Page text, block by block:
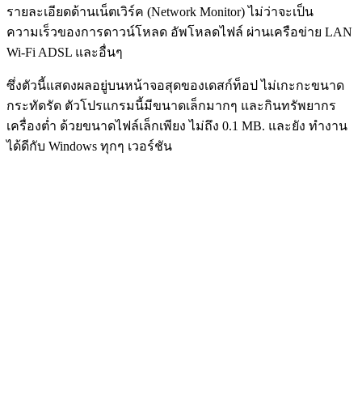
รายละเอียดด้านเน็ตเวิร์ค (Network Monitor) ไม่ว่าจะเป็น
ความเร็วของการดาวน์โหลด อัพโหลดไฟล์ ผ่านเครือข่าย LAN
Wi-Fi ADSL และอื่นๆ
ซึ่งตัวนี้แสดงผลอยู่บนหน้าจอสุดของเดสก์ท็อป ไม่เกะกะขนาด
กระทัดรัด ตัวโปรแกรมนี้มีขนาดเล็กมากๆ และกินทรัพยากร
เครื่องต่ำ ด้วยขนาดไฟล์เล็กเพียง ไม่ถึง 0.1 MB. และยัง ทำงาน
ได้ดีกับ Windows ทุกๆ เวอร์ชัน